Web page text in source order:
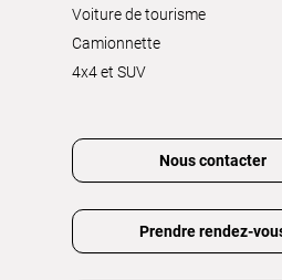
Voiture de tourisme
Camionnette
4x4 et SUV
Nous contacter
Prendre rendez-